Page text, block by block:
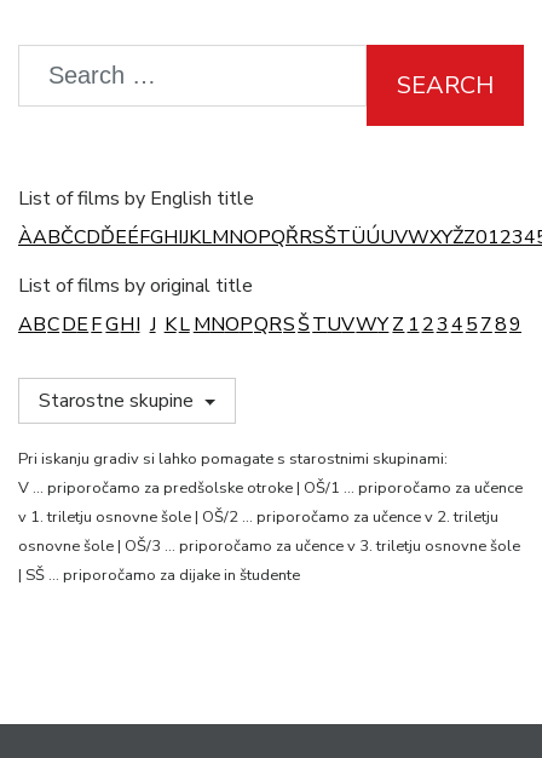
SEARCH
List of films by English title
ÀABČCDĎEÉFGHIJKLMNOPQŘRSŠTÜÚUVWXYŽZ01234
List of films by original title
ABCDEFGHI J KLMNOPQRSŠTUVWYZ 1 2345789
Starostne skupine
Pri iskanju gradiv si lahko pomagate s starostnimi skupinami:
V … priporočamo za predšolske otroke | OŠ/1 … priporočamo za učence
v 1. triletju osnovne šole | OŠ/2 … priporočamo za učence v 2. triletju
osnovne šole | OŠ/3 … priporočamo za učence v 3. triletju osnovne šole
| SŠ … priporočamo za dijake in študente